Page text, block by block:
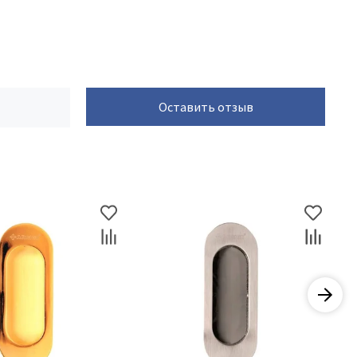
Оставить отзыв